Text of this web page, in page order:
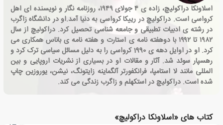
اسلاونکا دراکولیچ، زاده ی ۴ جولای ۱۹۴۹، روزنامه نگار و نویسنده ای اهل
کرواسی است. دراکولیچ در رییکا کرواسی به دنیا آمد.او در دانشگاه زاگرب
در رشته ی ادبیات تطبیقی و جامعه شناسی تحصیل کرد. دراکولیچ از سال
۱۹۸۲ تا ۱۹۹۲ با دوهفته نامه ی استارت و هفته نامه ی باناس همکاری می
کرد. او در اوایل دهه ی 1990 کرواسی را به دلیل مسائل سیاسی ترک کرد و
رهسپار سوئد شد. آثار و مقالات او در بسیاری از نشریات اروپایی و بین
المللی مانند لا استامپا، فرانکفورتر آلگماینه زایتونگ، نیشن، یوروزین چاپ
شده است. دراکولیچ در استکهلم و زاگرب زندگی می کند.
کتاب های «اسلاونکا دراکولیچ»